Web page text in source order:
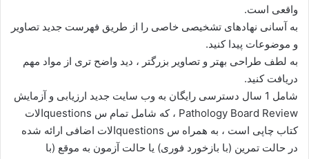
واقعی است.
به آسانی نهادهای تشخیصی خاصی را از طریق فهرست جدید تصاویر
و موضوعات پیدا کنید.
به لطف طراحی بهتر و تصاویر بزرگتر ، دید واضح تری از مواد مهم
دریافت کنید.
شامل 1 سال دسترسی رایگان به وب سایت جدید ارزیابی و آزمایش
Pathology Board Review ، که شامل تمام س questionsالات
کتاب چاپی است ، به همراه س questionsالات اضافی ارائه شده
در حالت تمرین (با بازخورد فوری) یا حالت آزمون به موقع (با